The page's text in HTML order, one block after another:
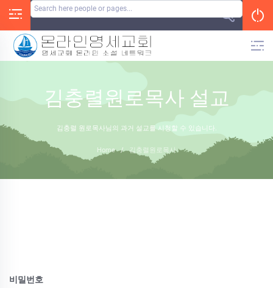
김충렬원로목사 설교
김충렬 원로목사님의 과거 설교를 시청할 수 있습니다.
Home / 김충렬원로목사
비밀번호